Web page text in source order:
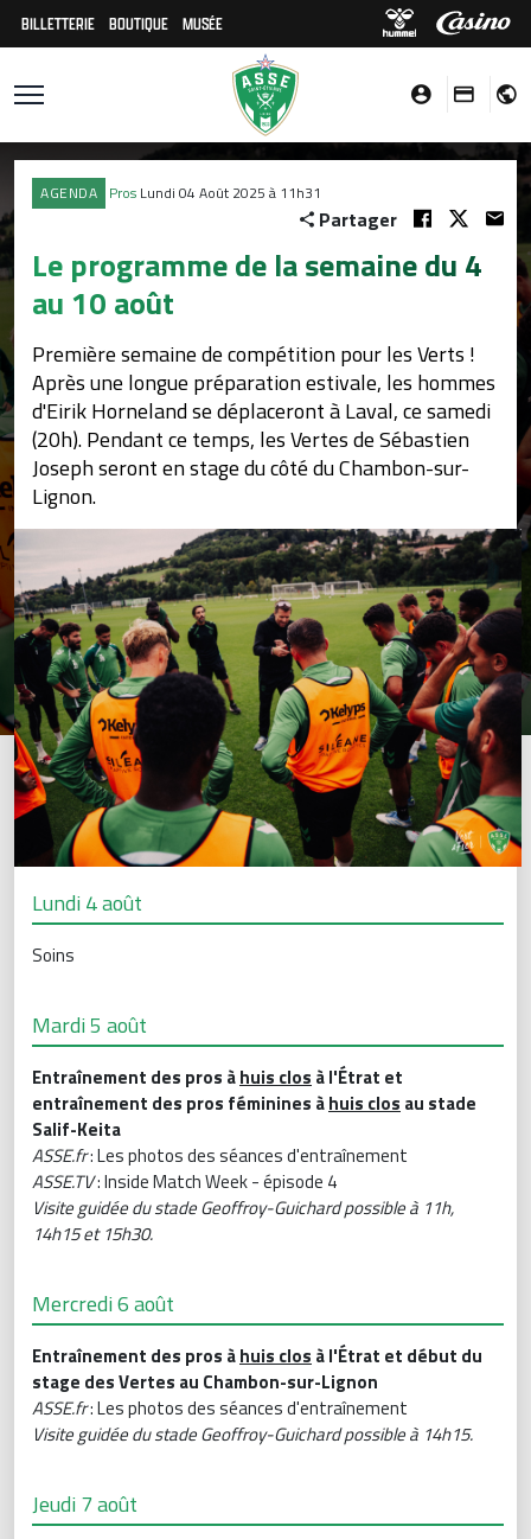
BILLETTERIE BOUTIQUE MUSÉE
AGENDA Pros Lundi 04 Août 2025 à 11h31
Partager
Le programme de la semaine du 4
au 10 août
Première semaine de compétition pour les Verts !
Après une longue préparation estivale, les hommes
d'Eirik Horneland se déplaceront à Laval, ce samedi
(20h). Pendant ce temps, les Vertes de Sébastien
Joseph seront en stage du côté du Chambon-sur-
Lignon.
Lundi 4 août
Soins
Mardi 5 août
Entraînement des pros àhuis clos à l'Étrat et
entraînement des pros féminines àhuis clos au stade
Salif-Keita
ASSE.fr: Les photos des séances d'entraînement
ASSE.TV: Inside Match Week - épisode 4
Visite guidée du stade Geoffroy-Guichard possible à 11h,
14h15 et 15h30.
Mercredi 6 août
Entraînement des pros àhuis clos à l'Étrat et début du
stage des Vertes au Chambon-sur-Lignon
ASSE.fr: Les photos des séances d'entraînement
Visite guidée du stade Geoffroy-Guichard possible à 14h15.
Jeudi 7 août